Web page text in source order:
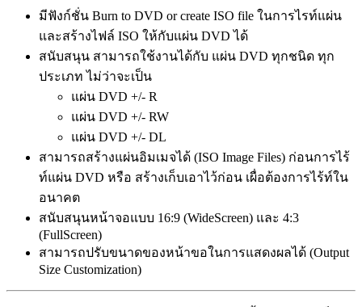
มีฟังก์ชั่น Burn to DVD or create ISO file ในการไรท์แผ่น
และสร้างไฟล์ ISO ให้กับแผ่น DVD ได้
สนับสนุน สามารถใช้งานได้กับ แผ่น DVD ทุกชนิด ทุก
ประเภท ไม่ว่าจะเป็น
แผ่น DVD +/- R
แผ่น DVD +/- RW
แผ่น DVD +/- DL
สามารถสร้างแผ่นอิมเมจได้ (ISO Image Files) ก่อนการไร้
ท์แผ่น DVD หรือ สร้างเก็บเอาไว้ก่อน เผื่อต้องการไร้ท์ใน
อนาคต
สนับสนุนหน้าจอแบบ 16:9 (WideScreen) และ 4:3
(FullScreen)
สามารถปรับขนาดของหน้าขอในการแสดงผลได้ (Output
Size Customization)